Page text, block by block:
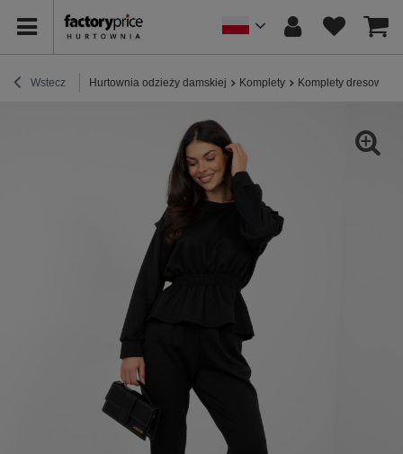
Wstecz Hurtownia odzieży damskiej Komplety Komplety dresowe